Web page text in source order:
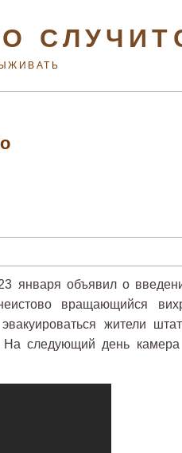
января объявил о
вращающийся
жители
На следующий день